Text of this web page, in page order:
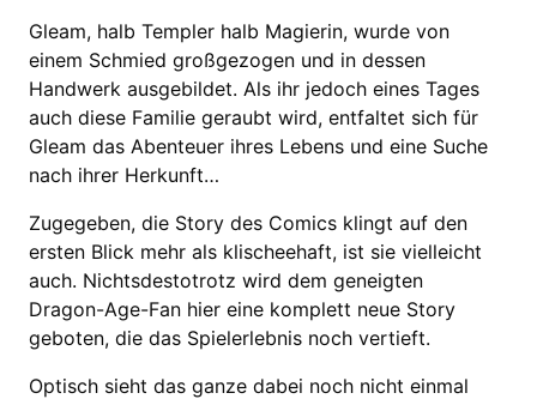
Gleam, halb Templer halb Magierin, wurde von
einem Schmied großgezogen und in dessen
Handwerk ausgebildet. Als ihr jedoch eines Tages
auch diese Familie geraubt wird, entfaltet sich für
Gleam das Abenteuer ihres Lebens und eine Suche
nach ihrer Herkunft…
Zugegeben, die Story des Comics klingt auf den
ersten Blick mehr als klischeehaft, ist sie vielleicht
auch. Nichtsdestotrotz wird dem geneigten
Dragon-Age-Fan hier eine komplett neue Story
geboten, die das Spielerlebnis noch vertieft.
Optisch sieht das ganze dabei noch nicht einmal